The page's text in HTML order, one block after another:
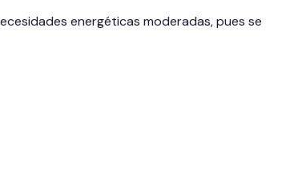
energéticas moderadas, pues se